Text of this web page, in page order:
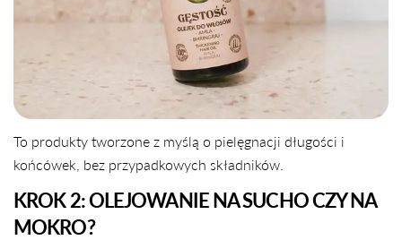
To produkty tworzone z myślą o pielęgnacji długości i
końcówek, bez przypadkowych składników.
KROK 2: OLEJOWANIE NA SUCHO CZY NA
MOKRO?